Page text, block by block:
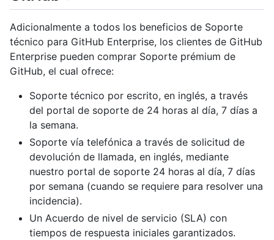
Adicionalmente a todos los beneficios de Soporte
técnico para GitHub Enterprise, los clientes de GitHub
Enterprise pueden comprar Soporte prémium de
GitHub, el cual ofrece:
Soporte técnico por escrito, en inglés, a través
del portal de soporte de 24 horas al día, 7 días a
la semana.
Soporte vía telefónica a través de solicitud de
devolución de llamada, en inglés, mediante
nuestro portal de soporte 24 horas al día, 7 días
por semana (cuando se requiere para resolver una
incidencia).
Un Acuerdo de nivel de servicio (SLA) con
tiempos de respuesta iniciales garantizados.